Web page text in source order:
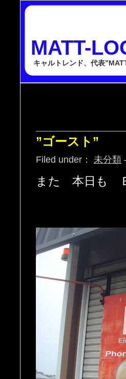
MATT-
キャルトレンド、代表
”ゴースト”
Filed under： 未分類
また 本日も